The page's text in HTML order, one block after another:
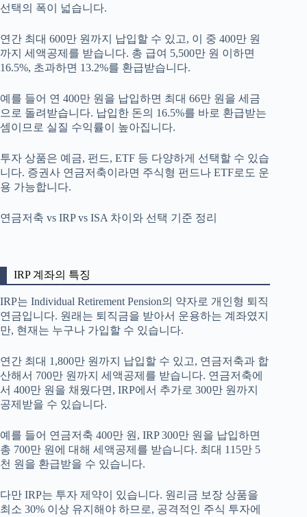
선택의 폭이 넓습니다.
연간 최대 600만 원까지 납입할 수 있고, 이 중 400만 원
까지 세액공제를 받습니다. 총 급여 5,500만 원 이하면
16.5%, 초과하면 13.2%를 환급받습니다.
예를 들어 연 400만 원을 납입하면 최대 66만 원을 세금
으로 돌려받습니다. 납입한 돈의 16.5%를 바로 환급받는
셈이므로 실질 수익률이 높아집니다.
투자 상품은 예금, 펀드, ETF 등 다양하게 선택할 수 있습
니다. 증권사 연금저축이라면 주식형 펀드나 ETF로도 운
용 가능합니다.
연금저축 vs IRP vs ISA 차이와 선택 기준 정리
IRP 계좌의 특징
IRP는 Individual Retirement Pension의 약자로 개인형 퇴직
연금입니다. 원래는 퇴직금을 받아서 운용하는 계좌였지
만, 현재는 누구나 가입할 수 있습니다.
연간 최대 1,800만 원까지 납입할 수 있고, 연금저축과 합
산해서 700만 원까지 세액공제를 받습니다. 연금저축에
서 400만 원을 채웠다면, IRP에서 추가로 300만 원까지
공제받을 수 있습니다.
예를 들어 연금저축 400만 원, IRP 300만 원을 납입하면
총 700만 원에 대해 세액공제를 받습니다. 최대 115만 5
천 원을 환급받을 수 있습니다.
다만 IRP는 투자 제약이 있습니다. 원리금 보장 상품을
최소 30% 이상 유지해야 하므로, 공격적인 주식 투자에